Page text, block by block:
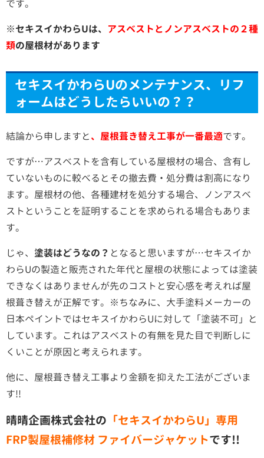
です。
※セキスイかわらUは、 アスベストとノンアスベストの２種
類の屋根材があります
セキスイかわらUのメンテナンス、リフ
ォームはどうしたらいいの？？
結論から申しますと、屋根葺き替え工事が一番最適です。
ですが…アスベストを含有している屋根材の場合、含有し
ていないものに較べるとその撤去費・処分費は割高になり
ます。屋根材の他、各種建材を処分する場合、ノンアスベ
ストということを証明することを求められる場合もありま
す。
じゃ、 塗装はどうなの？ となると思いますが…セキスイか
わらUの製造と販売された年代と屋根の状態によっては塗装
できなくはありませんが先のコストと安心感を考えれば屋
根葺き替えが正解です。※ちなみに、大手塗料メーカーの
日本ペイントではセキスイかわらUに対して「塗装不可」と
しています。これはアスベストの有無を見た目で判断しに
くいことが原因と考えられます。
他に、屋根葺き替え工事より金額を抑えた工法がございま
す!!
晴晴企画株式会社の 「セキスイかわらU」専用
FRP製屋根補修材 ファイバージャケットです!!